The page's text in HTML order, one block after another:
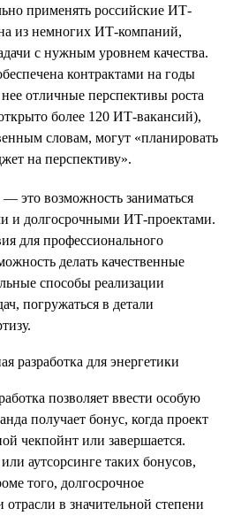
применять российские ИТ-
немногих ИТ-компаний,
с нужным уровнем качества.
контрактами на годы
отличные перспективы роста
более 120 ИТ-вакансий),
словам, могут «планировать
на перспективу».
— это возможность заниматься
и долгосрочными ИТ-проектами.
для профессионального
делать качественные
способы реализации
погружаться в детали
позволяет ввести особую
получает бонус, когда проект
чекпойнт или завершается.
аутсорсинге таких бонусов,
того, долгосрочное
отрасли в значительной степени